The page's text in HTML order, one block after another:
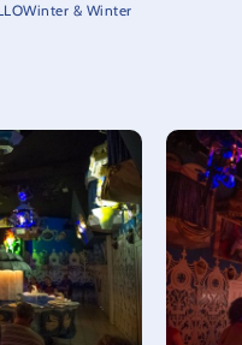
& Winter